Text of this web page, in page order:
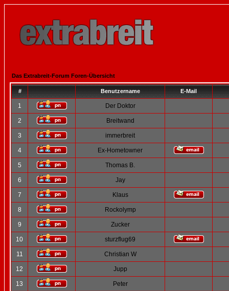
Das Extrabreit-Forum Foren-Übersicht
# Benutzername E-Mail
1 Der Doktor
2 Breitwand
3 immerbreit
4 Ex-Hometowner
5 Thomas B.
6 Jay
7 Klaus
8 Rockolymp
9 Zucker
10 sturzflug69
11 Christian W
12 Jupp
13 Peter